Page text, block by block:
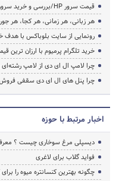
قیمت سرور HP/بررسی و خرید سرور اچ پی
هر زبانی، هر زمانی، هر کجا، هر
رونمایی از سایت بلوباکس با هدف
خرید تلگرام پرمیوم با ارزان ترین
چرا لامپ ال ای دی از لامپ
چرا پنل های ال ای دی سقفی فروش
اخبار مرتبط با حوزه
دیسپلی مرغ سوخاری چیست ؟
فواید گلاب برای لاغری
چگونه بهترین کنسانتره میوه را